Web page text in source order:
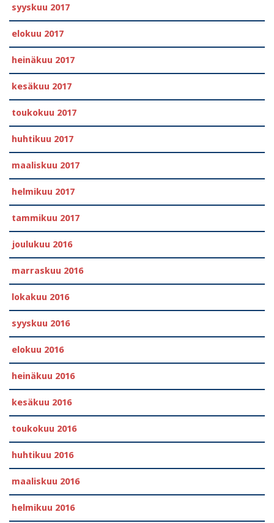
syyskuu 2017
elokuu 2017
heinäkuu 2017
kesäkuu 2017
toukokuu 2017
huhtikuu 2017
maaliskuu 2017
helmikuu 2017
tammikuu 2017
joulukuu 2016
marraskuu 2016
lokakuu 2016
syyskuu 2016
elokuu 2016
heinäkuu 2016
kesäkuu 2016
toukokuu 2016
huhtikuu 2016
maaliskuu 2016
helmikuu 2016